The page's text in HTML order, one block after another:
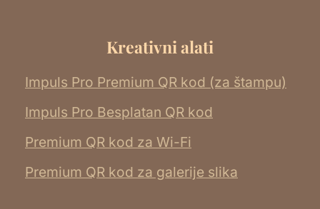
Kreativni alati
Impuls Pro Premium QR kod (za štampu)
Impuls Pro Besplatan QR kod
Premium QR kod za Wi-Fi
Premium QR kod za galerije slika